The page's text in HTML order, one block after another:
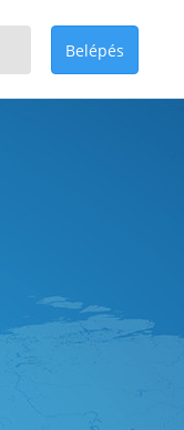
Belépés